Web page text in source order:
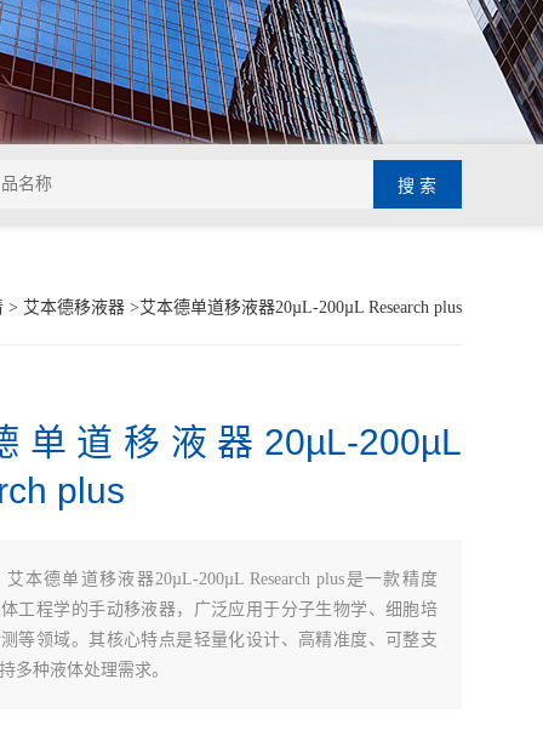
> 艾本德移液器>艾本德单道移液器20µL-200µL Research plus
单道移液器20µL-200µL
plus
艾本德单道移液器20µL-200µL Research plus是一款精度
工程学的手动移液器，广泛应用于分子生物学、细胞培
等领域。其核心特点是轻量化设计、高精准度、可整支
多种液体处理需求。